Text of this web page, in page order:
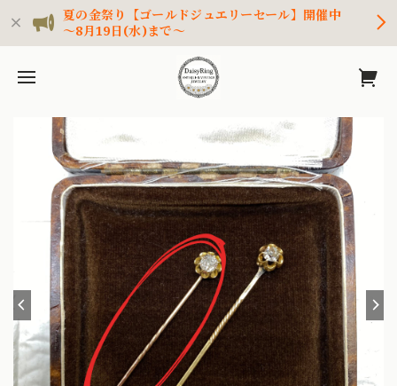
夏の金祭り【ゴールドジュエリーセール】開催中
～8月19日(水)まで～